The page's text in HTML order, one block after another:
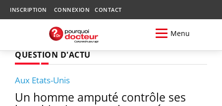
INSCRIPTION CONNEXION CONTACT
Menu
QUESTION D'ACTU
Aux Etats-Unis
Un homme amputé contrôle ses